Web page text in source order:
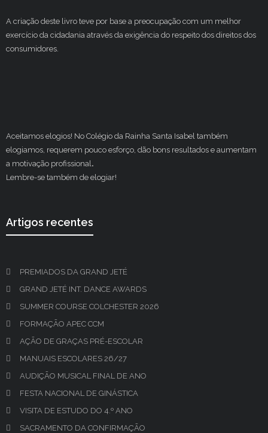
A criação deste livro teve por base a preocupação com um melhor
exercício da cidadania através da exigência do respeito dos direitos dos
consumidores.
Aceitamos elogios! No Colégio da Rainha Santa Isabel também
elogiamos, requerem pouco esforço, dão bons resultados e aumentam
a motivação profissional.
Lembre-se também de elogiar!
Artigos recentes
PREMIADOS DA GRAND JETÉ
GRAND JETÉ INT. DANCE AWARDS
SUMMER COURSE COLCHESTER 2026
FORMAÇÃO APEC CCM
AÇÃO DE GRAÇAS PRÉ-ESCOLAR
MANUAIS ESCOLARES 26/27
AUDIÇÃO MUSICAL FINAL DE ANO
FESTA NACIONAL DE GINÁSTICA
VISITA DE ESTUDO DO 4.º ANO
SACRAMENTO DA CONFIRMAÇÃO